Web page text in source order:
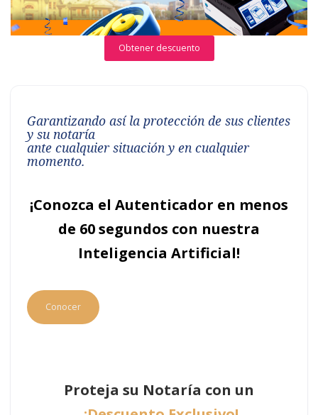
Obtener descuento
Garantizando así la protección de sus clientes
y su notaría
ante cualquier situación y en cualquier
momento.
¡Conozca el Autenticador en menos
de 60 segundos con nuestra
Inteligencia Artificial!
Conocer
Proteja su Notaría con un